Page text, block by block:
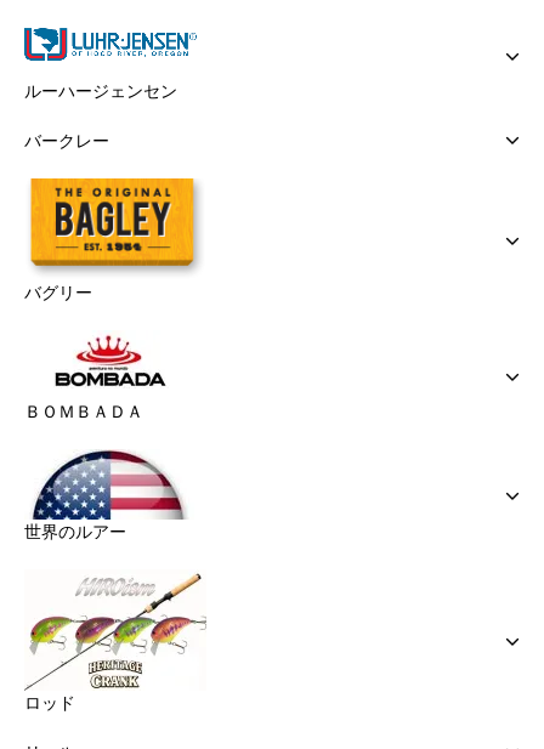
ルーハージェンセン
バークレー
バグリー
ＢＯＭＢＡＤＡ
世界のルアー
ロッド